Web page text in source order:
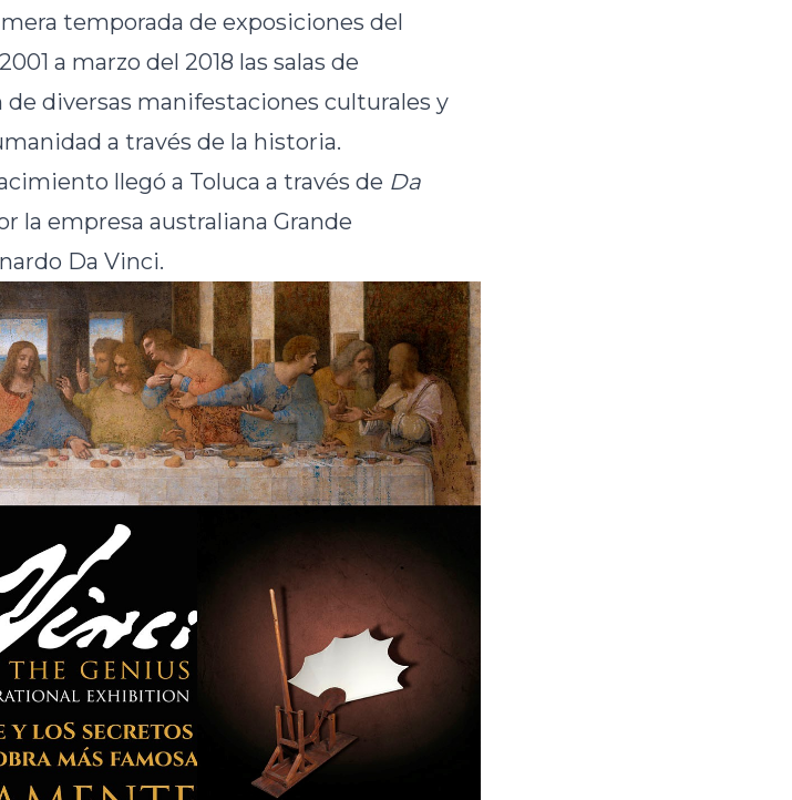
temporada de exposiciones del
a marzo del 2018 las salas de
diversas manifestaciones culturales y
a través de la historia.
llegó a Toluca a través de Da
la empresa australiana Grande
Da Vinci.